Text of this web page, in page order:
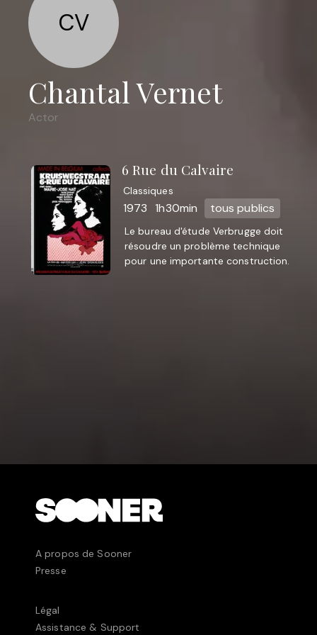
CV
Chantal Vernet
Actor
6 Rue du Calvaire
Classiques
1973 1h30min tous publics
Le bureau d'étude Verbrugge doit
résoudre un problème technique
pour une importante construction.
A propos de Sooner
Presse
Légal
Assistance & Support